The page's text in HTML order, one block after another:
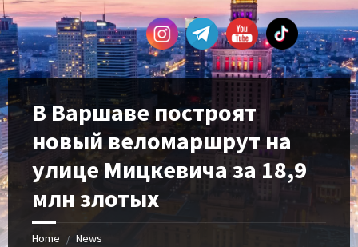
В Варшаве построят
новый веломаршрут на
улице Мицкевича за 18,9
млн злотых
Home / News